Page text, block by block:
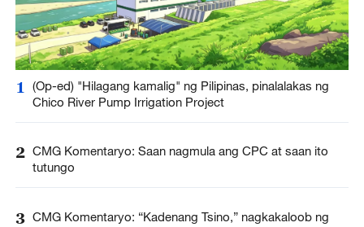
1
(Op-ed) "Hilagang kamalig" ng Pilipinas, pinalalakas ng
Chico River Pump Irrigation Project
2 CMG Komentaryo: Saan nagmula ang CPC at saan ito
tutungo
3 CMG Komentaryo: “Kadenang Tsino,” nagkakaloob ng